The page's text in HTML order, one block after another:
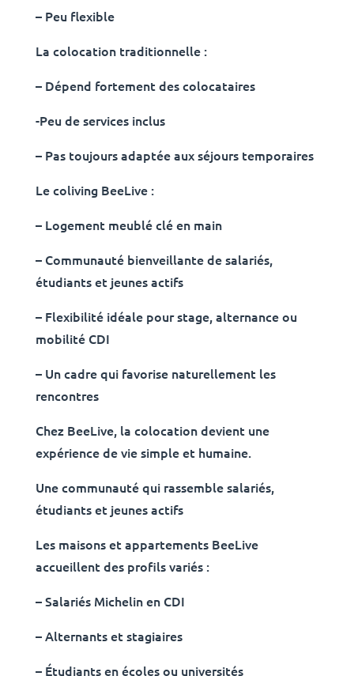
– Peu flexible
La colocation traditionnelle :
– Dépend fortement des colocataires
-Peu de services inclus
– Pas toujours adaptée aux séjours temporaires
Le coliving BeeLive :
– Logement meublé clé en main
– Communauté bienveillante de salariés,
étudiants et jeunes actifs
– Flexibilité idéale pour stage, alternance ou
mobilité CDI
– Un cadre qui favorise naturellement les
rencontres
Chez BeeLive, la colocation devient une
expérience de vie simple et humaine.
Une communauté qui rassemble salariés,
étudiants et jeunes actifs
Les maisons et appartements BeeLive
accueillent des profils variés :
– Salariés Michelin en CDI
– Alternants et stagiaires
– Étudiants en écoles ou universités